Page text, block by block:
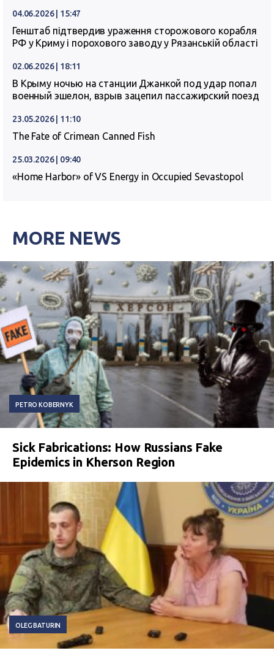
04.06.2026 | 15:47
Генштаб підтвердив ураження сторожового корабля
РФ у Криму і порохового заводу у Рязанській області
02.06.2026 | 18:11
В Крыму ночью на станции Джанкой под удар попал
военный эшелон, взрыв зацепил пассажирский поезд
23.05.2026 | 11:10
The Fate of Crimean Canned Fish
25.03.2026 | 09:40
«Home Harbor» of VS Energy in Occupied Sevastopol
MORE NEWS
PETRO KOBERNYK
Sick Fabrications: How Russians Fake
Epidemics in Kherson Region
OLEG BATURIN